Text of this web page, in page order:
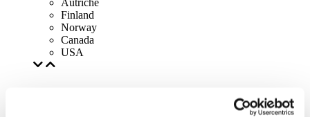
Autriche
Finland
Norway
Canada
USA